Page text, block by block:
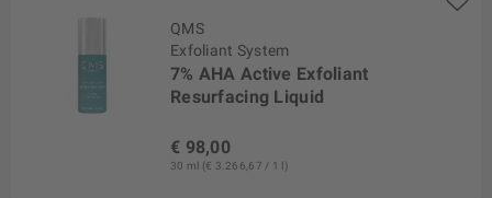
QMS
Exfoliant System
7% AHA Active Exfoliant
Resurfacing Liquid
€ 98,00
30 ml (€ 3.266,67 / 1 l)